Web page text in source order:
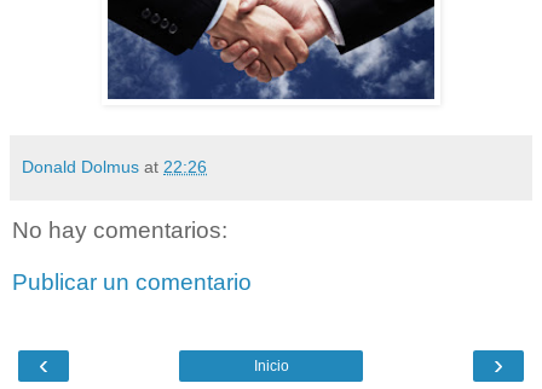
Donald Dolmus at 22:26
No hay comentarios:
Publicar un comentario
‹ ›
Inicio